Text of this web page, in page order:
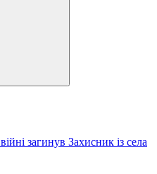
загинув Захисник із села